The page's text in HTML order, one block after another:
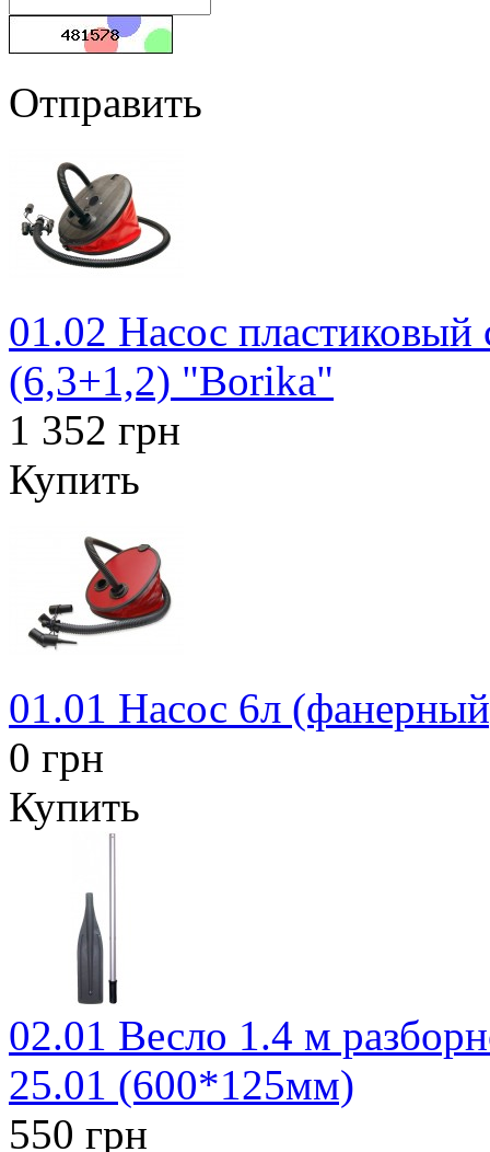
Отправить
01.02 Насос пластиковый
(6,3+1,2) "Borika"
1 352 грн
Купить
01.01 Насос 6л
0 грн
Купить
02.01 Весло 1.4 м
25.01 (600*125мм)
550 грн